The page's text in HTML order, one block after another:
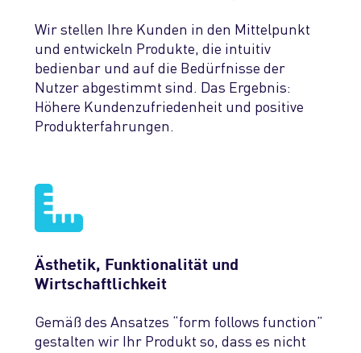
Wir stellen Ihre Kunden in den Mittelpunkt
und entwickeln Produkte, die intuitiv
bedienbar und auf die Bedürfnisse der
Nutzer abgestimmt sind. Das Ergebnis:
Höhere Kundenzufriedenheit und positive
Produkterfahrungen.
Ästhetik, Funktionalität und
Wirtschaftlichkeit
Gemäß des Ansatzes “form follows function”
gestalten wir Ihr Produkt so, dass es nicht